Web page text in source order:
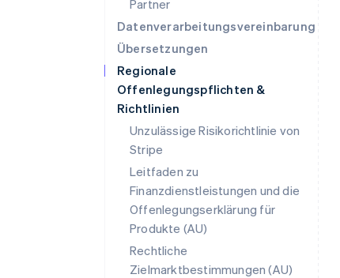
Partner
Datenverarbeitungsvereinbarung
Übersetzungen
Regionale
Offenlegungspflichten &
Richtlinien
Unzulässige Risikorichtlinie von
Stripe
Leitfaden zu
Finanzdienstleistungen und die
Offenlegungserklärung für
Produkte (AU)
Rechtliche
Zielmarktbestimmungen (AU)